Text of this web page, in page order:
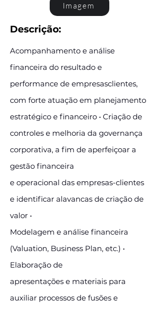
Imagem
Descrição:
Acompanhamento e análise
financeira do resultado e
performance de empresasclientes,
com forte atuação em planejamento
estratégico e financeiro • Criação de
controles e melhoria da governança
corporativa, a fim de aperfeiçoar a
gestão financeira
e operacional das empresas-clientes
e identificar alavancas de criação de
valor •
Modelagem e análise financeira
(Valuation, Business Plan, etc.) •
Elaboração de
apresentações e materiais para
auxiliar processos de fusões e